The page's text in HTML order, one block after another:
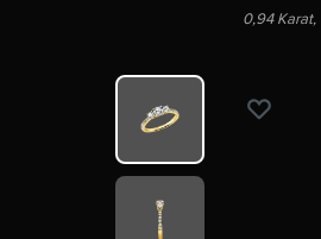
0,94 Karat,